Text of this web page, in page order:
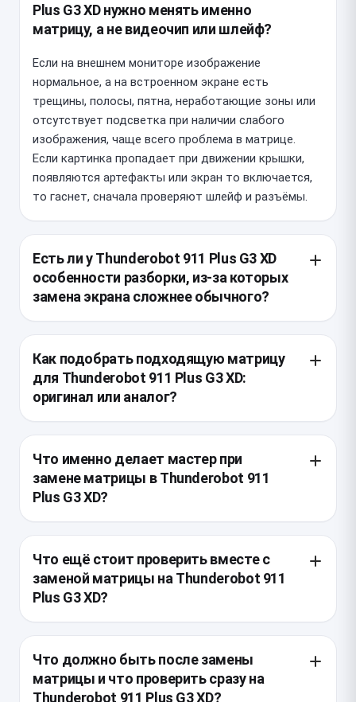
Plus G3 XD нужно менять именно
матрицу, а не видеочип или шлейф?
Если на внешнем мониторе изображение
нормальное, а на встроенном экране есть
трещины, полосы, пятна, неработающие зоны или
отсутствует подсветка при наличии слабого
изображения, чаще всего проблема в матрице.
Если картинка пропадает при движении крышки,
появляются артефакты или экран то включается,
то гаснет, сначала проверяют шлейф и разъёмы.
Есть ли у Thunderobot 911 Plus G3 XD
особенности разборки, из-за которых
замена экрана сложнее обычного?
аккуратной работой по рамке и петлям, чтобы не
повредить крепления и не надломить матрицу при
демонтаже. Важный момент — не тянуть за шлейф
и не перекосить крышку, потому что у игровых
ноутбуков корпус и петли часто довольно
Как подобрать подходящую матрицу
для Thunderobot 911 Plus G3 XD:
оригинал или аналог?
частоты обновления, если штатный экран игровой.
OEM-матрица обычно даёт максимальную
совместимость по цвету и яркости, а
качественный аналог допустим, если он
панели.
Что именно делает мастер при
замене матрицы в Thunderobot 911
Plus G3 XD?
демонтируют повреждённую панель. Затем
устанавливают новый экран, проверяют фиксацию
коннектора, равномерность подсветки, отсутствие
битых пикселей и корректную работу изображения
Что ещё стоит проверить вместе с
заменой матрицы на Thunderobot 911
Plus G3 XD?
дисплея, петли, крепления крышки и веб-камеру,
потому что повреждение матрицы нередко
сопровождается перекосом или механической
Что должно быть после замены
матрицы и что проверить сразу на
Thunderobot 911 Plus G3 XD?